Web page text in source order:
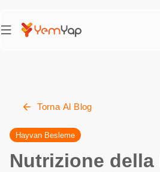
Torna Al Blog
Hayvan Besleme
Nutrizione della